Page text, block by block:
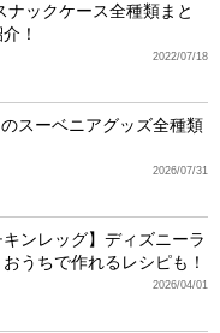
ナックケース全種類まと
！
2022/07/18
スーベニアグッズ全種類
2026/07/31
ンレッグ】ディズニーラ
うちで作れるレシピも！
2026/04/01